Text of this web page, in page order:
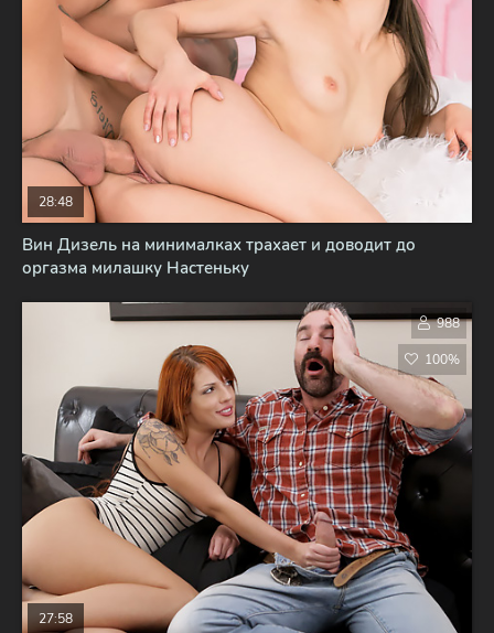
Вин Дизель на минималках трахает и доводит до
оргазма милашку Настеньку
28:48
27:58
988
100%